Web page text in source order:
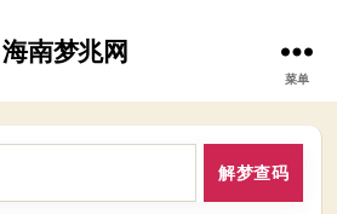
海南梦兆网
菜单
解梦查码